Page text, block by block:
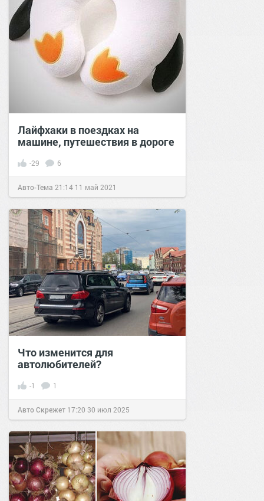
Лайфхаки в поездках на
машине, путешествия в дороге
-29 6
Авто-Тема 21:14 11 май 2021
Что изменится для
автолюбителей?
-1 1
Авто Скрежет 17:20 30 июл 2025